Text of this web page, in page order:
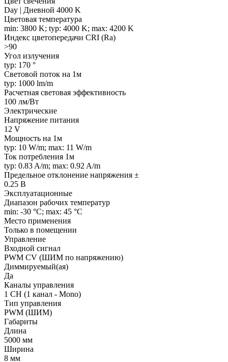
Day | Дневной 4000 K
Цветовая температура
min: 3800 K; typ: 4000 K; max: 4200 K
Индекс цветопередачи CRI (Ra)
>90
Угол излучения
typ: 170 °
Световой поток на 1м
typ: 1000 lm/m
Расчетная световая эффективность
100 лм/Вт
Электрические
Напряжение питания
12 V
Мощность на 1м
typ: 10 W/m; max: 11 W/m
Ток потребления 1м
typ: 0.83 A/m; max: 0.92 A/m
Предельное отклонение напряжения ±
0.25 В
Эксплуатационные
Диапазон рабочих температур
min: -30 °C; max: 45 °C
Место применения
Только в помещении
Управление
Входной сигнал
PWM СV (ШИМ по напряжению)
Диммируемый(ая)
Да
Каналы управления
1 CH (1 канал - Mono)
Тип управления
PWM (ШИМ)
Габариты
Длина
5000 мм
Ширина
8 мм